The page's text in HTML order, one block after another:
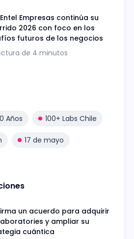
Empresas continúa su
2026 con foco en los
futuros de los negocios
de 4 minutos
Años 100+ Labs Chile
17 de mayo
un acuerdo para adquirir
y ampliar su
cuántica